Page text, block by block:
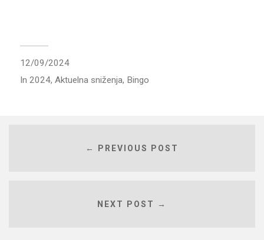
12/09/2024
In 2024, Aktuelna sniženja, Bingo
← PREVIOUS POST
NEXT POST →